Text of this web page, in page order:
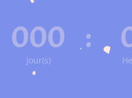
000
Jour(s)
: